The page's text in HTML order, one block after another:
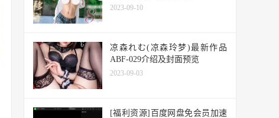
2023-09-10
凉森れむ(凉森玲梦)最新作品
ABF-029介绍及封面预览
2023-09-03
[福利资源]百度网盘免会员加速